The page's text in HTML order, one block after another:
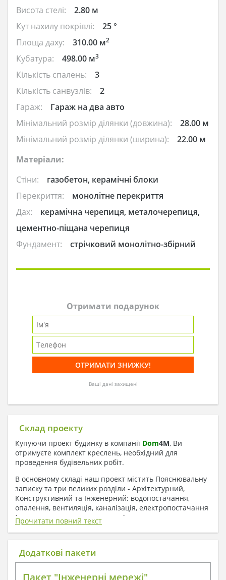
Висота стелі:
2.80 м
Кут нахилу покрівлі:
25 °
Площа даху:
310.00 м2
Кубатура: 498.00 м3
Кількість спалень:
3
Кількість санвузлів:
2
Гараж:
Гараж на два авто
Мінімальний розмір ділянки (довжина):
28.00 м
Мінімальний розмір ділянки (ширина):
22.00 м
Матеріали:
Стіни:
газобетон, керамічні блоки
Перекриття:
монолітне перекриття
Дах:
керамічна черепиця, металочерепиця,
цементно-піщана черепиця
Фундамент:
стрічковий монолітно-збірний
Отримати подарунок
Ваші дані захищені
Склад проекту
Купуючи проект будинку в компанії Dom4M, Ви
отримуєте комплект креслень, необхідний для
проведення будівельних робіт.
В основному складі наш проект містить Пояснювальну
записку та три великих розділи - Архітектурний,
Конструктивний та Інженерний: водопостачання,
опалення, вентиляція, каналізація, електропостачання
( купується за додаткову плату ).
1. До складу Архітектурного розділу
входять:
Прочитати повний текст
Додаткові пакети